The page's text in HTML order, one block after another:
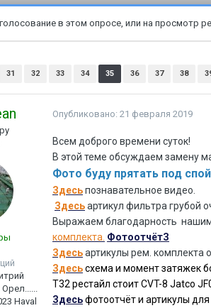
в этом опросе, или на просмотр
31 32 33 34 35 36 37 38
Haval
Опубликовано: 21 февраля 2019
Всем доброго времени суток!
В этой теме обсуждаем замену
Фото буду прятать под
Здесьпознавательное видео.
Здесьартикул фильтра грубой
Выражаем благодарность
комплекта. ФотоотчётЗ
Здесьартикулы рем. комплекта
Здесьсхема и момент затяжек
Т32 рестайл стоит CVT-8 Jatco
Здесьфотоотчёт и артикулы